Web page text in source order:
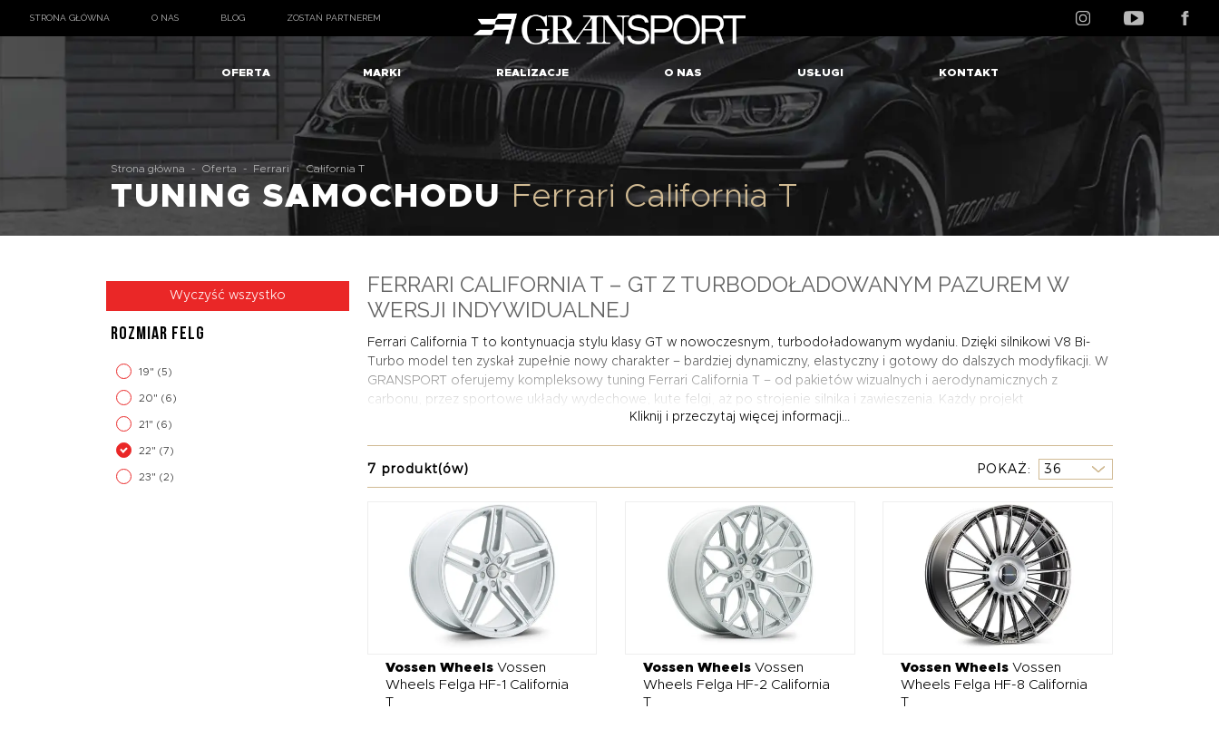
STRONA GŁÓWNA O NAS BLOG ZOSTAŃ PARTNEREM
OFERTA MARKI REALIZACJE O NAS USŁUGI KONTAKT
Strona główna - Oferta - Ferrari - California T
TUNING SAMOCHODU Ferrari California T
Wyczyść wszystko
ROZMIAR FELG
19" (5)
20" (6)
21" (6)
22" (7)
23" (2)
FERRARI CALIFORNIA T – GT Z TURBODOŁADOWANYM PAZUREM W
WERSJI INDYWIDUALNEJ
Ferrari California T to kontynuacja stylu klasy GT w nowoczesnym, turbodoładowanym wydaniu. Dzięki silnikowi V8 Bi-
Turbo model ten zyskał zupełnie nowy charakter – bardziej dynamiczny, elastyczny i gotowy do dalszych modyfikacji. W
GRANSPORT oferujemy kompleksowy tuning Ferrari California T – od pakietów wizualnych i aerodynamicznych z
carbonu, przez sportowe układy wydechowe kute felgi , aż po strojenie silnika i zawieszenia . Każdy projekt
przygotowujemy indywidualnie, z myślą o podkreśleniu stylu właściciela i osiągnięciu idealnej równowagi między
W ofercie znajdują się m.in. carbonowe dokładki zderzaków, splittery, dyfuzory i spoilery od Novitec, które nie tylko
zawieszenia gwarantują lepsze prowadzenie i mocniejszy efekt wizualny. Sportowy wydech – szczególnie od Capristo lub
Kline – pozwala wydobyć czysty, głęboki dźwięk turbodoładowanego V8, a indywidualny program ECU tuning podnosi
moc nawet o 60–80 KM. Ferrari California T po tuningu w GRANSPORT to luksusowe GT z charakterem superauta –
dopracowane w każdym detalu.
Kliknij i przeczytaj więcej informacji...
7 produkt(ów) POKAŻ
Vossen WheelsVossen
Wheels Felga HF-1 California
T
Vossen WheelsVossen
Wheels Felga HF-2 California
T
Vossen Wheels Vossen
Wheels Felga HF-8 California
T